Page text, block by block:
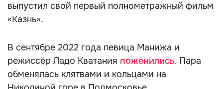
выпустил свой первый полнометражный фильм
«Казнь».
В сентябре 2022 года певица Манижа и
режиссёр Ладо Кватания поженились. Пара
обменялась клятвами и кольцами на